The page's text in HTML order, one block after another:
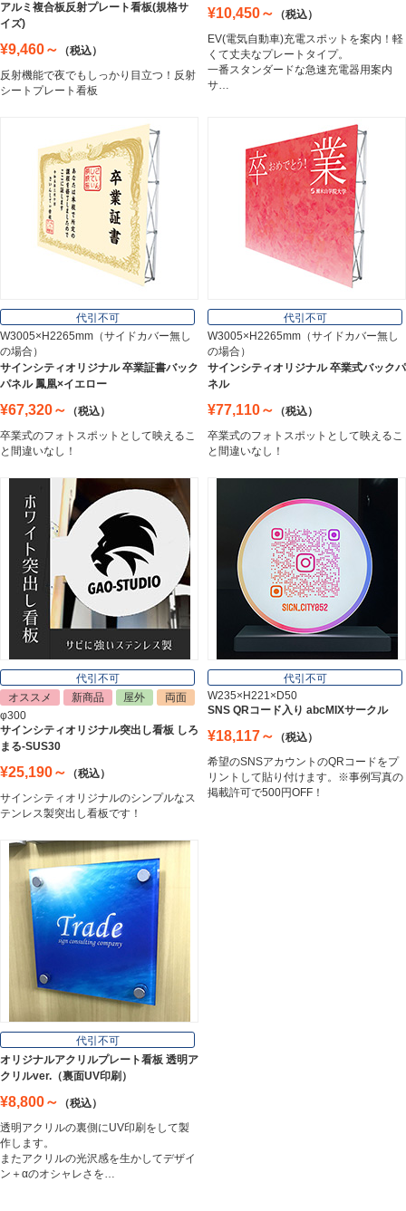
トラスコ中山
Trusco Nakayama
インテリア
Interior
オフィス用品
Office Supplies
ステンレス切文字
Stainless Sign
エッチングプレート
郵便ポスト
Post
Nameplate
アルミ複合板反射プレート看板(規格サ
イズ)
¥9,460～
（税込）
反射機能で夜でもしっかり目立つ！反射
シートプレート看板
¥10,450～
（税込）
EV(電気自動車)充電スポットを案内！軽
くて丈夫なプレートタイプ。
一番スタンダードな急速充電器用案内
サ…
代引不可
W3005×H2265mm（サイドカバー無し
の場合）
サインシティオリジナル 卒業証書バック
パネル 鳳凰×イエロー
¥67,320～
（税込）
卒業式のフォトスポットとして映えるこ
と間違いなし！
代引不可
W3005×H2265mm（サイドカバー無し
の場合）
サインシティオリジナル 卒業式バックパ
ネル
¥77,110～
（税込）
卒業式のフォトスポットとして映えるこ
と間違いなし！
代引不可
オススメ
新商品 屋外
両面
φ300
サインシティオリジナル突出し看板 しろ
まる-SUS30
¥25,190～
（税込）
サインシティオリジナルのシンプルなス
テンレス製突出し看板です！
代引不可
W235×H221×D50
SNS QRコード入り abcMIXサークル
¥18,117～
（税込）
希望のSNSアカウントのQRコードをプ
リントして貼り付けます。※事例写真の
掲載許可で500円OFF！
代引不可
オリジナルアクリルプレート看板 透明ア
クリルver.（裏面UV印刷）
¥8,800～
（税込）
透明アクリルの裏側にUV印刷をして製
作します。
またアクリルの光沢感を生かしてデザイ
ン＋αのオシャレさを…